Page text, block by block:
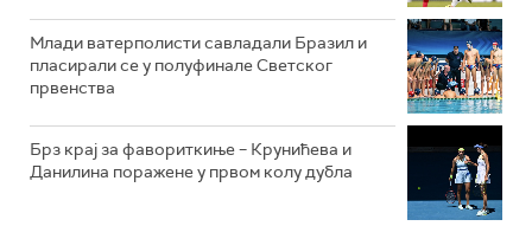
Млади ватерполисти савладали Бразил и
пласирали се у полуфинале Светског
првенства
Брз крај за фавориткиње – Крунићева и
Данилина поражене у првом колу дубла